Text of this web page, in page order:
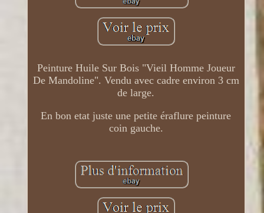
Peinture Huile Sur Bois "Vieil Homme Joueur
De Mandoline". Vendu avec cadre environ 3 cm
de large.
En bon etat juste une petite éraflure peinture
coin gauche.